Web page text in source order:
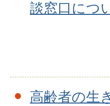
談窓口につ
高齢者の生